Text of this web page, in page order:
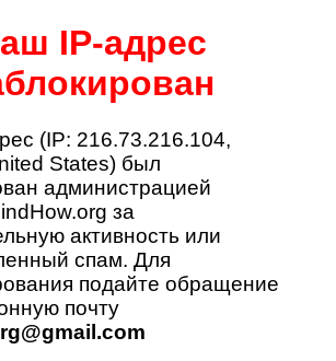
IP-адрес
(IP: 216.73.216.104,
States) был
администрацией
за
активность или
спам. Для
подайте обращение
почту